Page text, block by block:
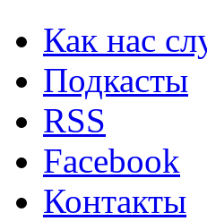
Как нас
Подкасты
RSS
Facebook
Контакты